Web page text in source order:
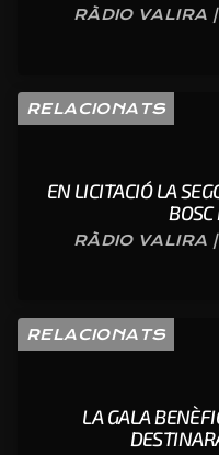
RÀDIO
RELACIONATS
EN LICITACIÓ LA
RÀDIO
RELACIONATS
LA GALA